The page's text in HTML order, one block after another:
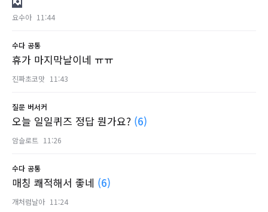
요수아 11:44
수다 공통
휴가 마지막날이네 ㅠㅠ
진짜초코맛 11:43
질문 버서커
오늘 일일퀴즈 정답 뭔가요? (6)
암슬로트 11:26
수다 공통
매칭 쾌적해서 좋네 (6)
개처럼날아 11:24